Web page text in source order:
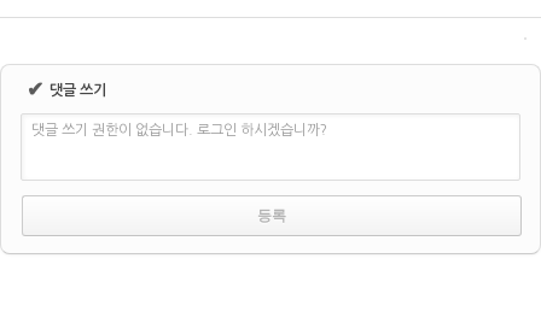
✔ 댓글 쓰기
댓글 쓰기 권한이 없습니다. 로그인 하시겠습니까?